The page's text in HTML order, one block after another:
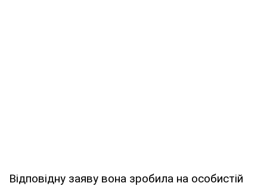
Відповідну заяву вона зробила на особистій